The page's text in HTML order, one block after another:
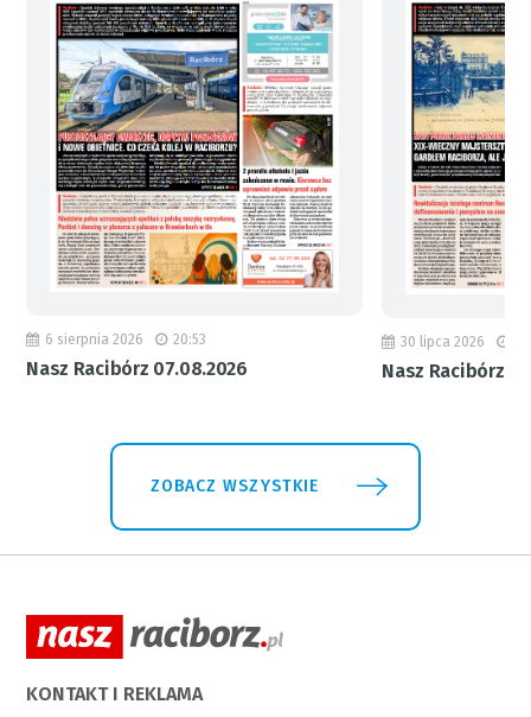
6 sierpnia 2026 20:53
Nasz Racibórz 07.08.2026
30 lipca 2026
Nasz Racibórz
ZOBACZ WSZYSTKIE
KONTAKT I REKLAMA